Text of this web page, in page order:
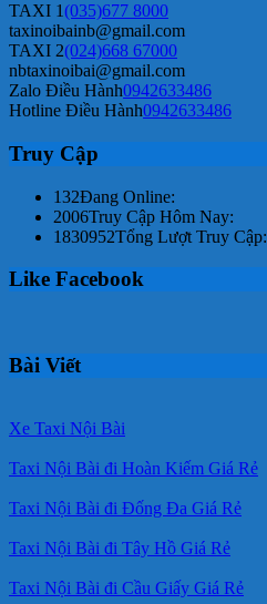
TAXI 1(035)677 8000
taxinoibainb@gmail.com
TAXI 2(024)668 67000
nbtaxinoibai@gmail.com
Zalo Điều Hành0942633486
Hotline Điều Hành0942633486
Truy Cập
132Đang Online:
2006Truy Cập Hôm Nay:
1830952Tổng Lượt Truy Cập:
Like Facebook
Bài Viết
Xe Taxi Nội Bài
Taxi Nội Bài đi Hoàn Kiếm Giá Rẻ
Taxi Nội Bài đi Đống Đa Giá Rẻ
Taxi Nội Bài đi Tây Hồ Giá Rẻ
Taxi Nội Bài đi Cầu Giấy Giá Rẻ